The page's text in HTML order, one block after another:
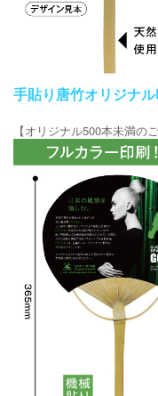
手貼り唐竹オリジナ
【オリジナル500本未満の